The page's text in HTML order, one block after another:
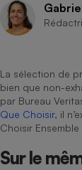
La sélection de
bien que non-
par Bureau
Que Choisir, il
Choisir
Sur le